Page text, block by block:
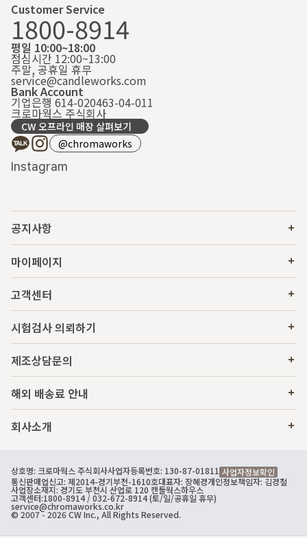
Customer Service
1800-8914
평일 10:00~18:00
점심시간 12:00~13:00
주말, 공휴일 휴무
service@candleworks.com
Bank Account
기업은행 614-020463-04-011
크로마웍스 주식회사
CW 오프라인 매장 살펴보기
@chromaworks
Instagram
공지사항
마이페이지
고객센터
시험검사 의뢰하기
제조상담문의
해외 배송료 안내
회사소개
상호명: 크로마웍스 주식회사사업자등록번호: 130-87-01811 사업자정보확인
통신판매업신고: 제2014-경기부천-1610호대표자: 장혜경개인정보책임자: 김경철
사업장소재지: 경기도 부천시 산업로 120 캔들웍스하우스
고객센터:1800-8914/ 032-672-8914 (토/일/공휴일 휴무)
service@chromaworks.co.kr
© 2007 - 2026 CW Inc., All Rights Reserved.